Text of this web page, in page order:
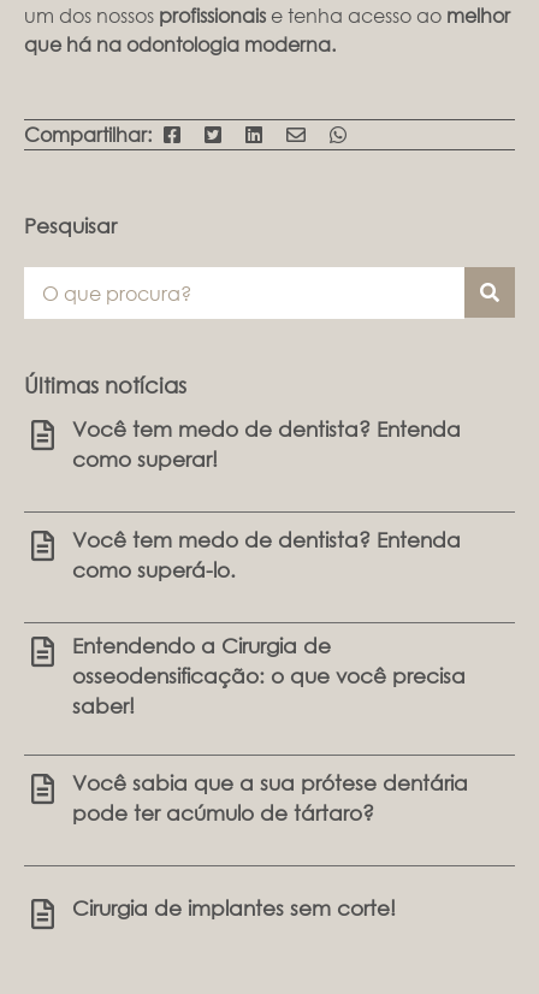
Pesquisar
Últimas notícias
Você tem medo de dentista? Entenda
como superar!
Você tem medo de dentista? Entenda
como superá-lo.
Entendendo a Cirurgia de
osseodensificação: o que você precisa
saber!
Você sabia que a sua prótese dentária
pode ter acúmulo de tártaro?
Cirurgia de implantes sem corte!
um dos nossos profissionais e tenha acesso ao melhor
que há na odontologia moderna.
Compartilhar: